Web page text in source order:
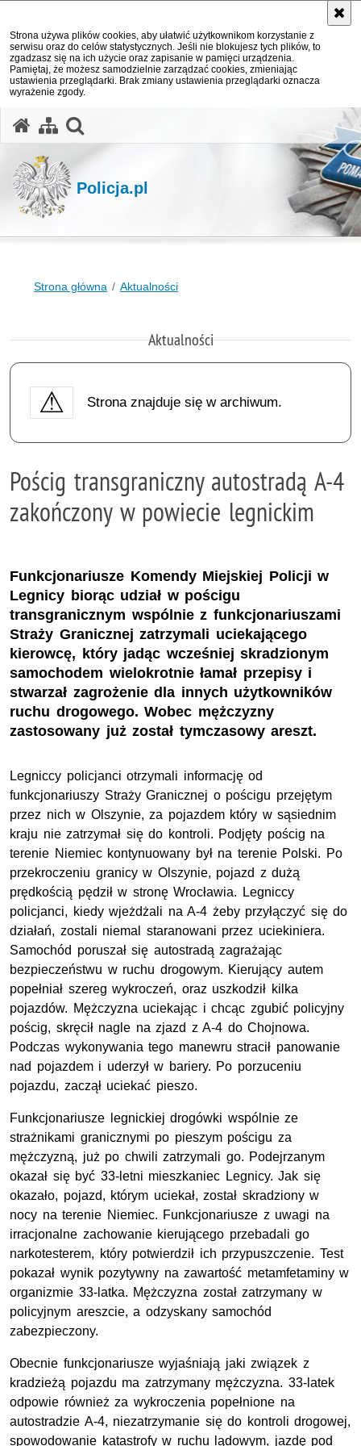
Strona używa plików cookies, aby ułatwić użytkownikom korzystanie z
serwisu oraz do celów statystycznych. Jeśli nie blokujesz tych plików, to
zgadzasz się na ich użycie oraz zapisanie w pamięci urządzenia.
Pamiętaj, że możesz samodzielnie zarządzać cookies, zmieniając
ustawienia przeglądarki. Brak zmiany ustawienia przeglądarki oznacza
wyrażenie zgody.
Policja.pl
Strona główna Aktualności
Aktualności
Strona znajduje się w archiwum.
Pościg transgraniczny autostradą A-4
zakończony w powiecie legnickim
Funkcjonariusze Komendy Miejskiej Policji w
Legnicy biorąc udział w pościgu
transgranicznym wspólnie z funkcjonariuszami
Straży Granicznej zatrzymali uciekającego
kierowcę, który jadąc wcześniej skradzionym
samochodem wielokrotnie łamał przepisy i
stwarzał zagrożenie dla innych użytkowników
ruchu drogowego. Wobec mężczyzny
zastosowany już został tymczasowy areszt.
Legniccy policjanci otrzymali informację od
funkcjonariuszy Straży Granicznej o pościgu przejętym
przez nich w Olszynie, za pojazdem który w sąsiednim
kraju nie zatrzymał się do kontroli. Podjęty pościg na
terenie Niemiec kontynuowany był na terenie Polski. Po
przekroczeniu granicy w Olszynie, pojazd z dużą
prędkością pędził w stronę Wrocławia. Legniccy
policjanci, kiedy wjeżdżali na A-4 żeby przyłączyć się do
działań, zostali niemal staranowani przez uciekiniera.
Samochód poruszał się autostradą zagrażając
bezpieczeństwu w ruchu drogowym. Kierujący autem
popełniał szereg wykroczeń, oraz uszkodził kilka
pojazdów. Mężczyzna uciekając i chcąc zgubić policyjny
pościg, skręcił nagle na zjazd z A-4 do Chojnowa.
Podczas wykonywania tego manewru stracił panowanie
nad pojazdem i uderzył w bariery. Po porzuceniu
pojazdu, zaczął uciekać pieszo.
Funkcjonariusze legnickiej drogówki wspólnie ze
strażnikami granicznymi po pieszym pościgu za
mężczyzną, już po chwili zatrzymali go. Podejrzanym
okazał się być 33-letni mieszkaniec Legnicy. Jak się
okazało, pojazd, którym uciekał, został skradziony w
nocy na terenie Niemiec. Funkcjonariusze z uwagi na
irracjonalne zachowanie kierującego przebadali go
narkotesterem, który potwierdził ich przypuszczenie. Test
pokazał wynik pozytywny na zawartość metamfetaminy w
organizmie 33-latka. Mężczyzna został zatrzymany w
policyjnym areszcie, a odzyskany samochód
zabezpieczony.
Obecnie funkcjonariusze wyjaśniają jaki związek z
kradzieżą pojazdu ma zatrzymany mężczyzna. 33-latek
odpowie również za wykroczenia popełnione na
autostradzie A-4, niezatrzymanie się do kontroli drogowej,
spowodowanie katastrofy w ruchu lądowym, jazdę pod